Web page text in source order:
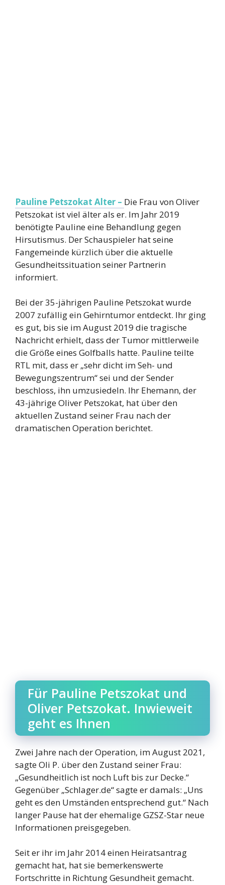
Pauline Petszokat Alter – Die Frau von Oliver
Petszokat ist viel älter als er. Im Jahr 2019
benötigte Pauline eine Behandlung gegen
Hirsutismus. Der Schauspieler hat seine
Fangemeinde kürzlich über die aktuelle
Gesundheitssituation seiner Partnerin
informiert.
Bei der 35-jährigen Pauline Petszokat wurde
2007 zufällig ein Gehirntumor entdeckt. Ihr ging
es gut, bis sie im August 2019 die tragische
Nachricht erhielt, dass der Tumor mittlerweile
die Größe eines Golfballs hatte. Pauline teilte
RTL mit, dass er „sehr dicht im Seh- und
Bewegungszentrum“ sei und der Sender
beschloss, ihn umzusiedeln. Ihr Ehemann, der
43-jährige Oliver Petszokat, hat über den
aktuellen Zustand seiner Frau nach der
dramatischen Operation berichtet.
Für Pauline Petszokat und
Oliver Petszokat. Inwieweit
geht es Ihnen
Zwei Jahre nach der Operation, im August 2021,
sagte Oli P. über den Zustand seiner Frau:
„Gesundheitlich ist noch Luft bis zur Decke.“
Gegenüber „Schlager.de“ sagte er damals: „Uns
geht es den Umständen entsprechend gut.“ Nach
langer Pause hat der ehemalige GZSZ-Star neue
Informationen preisgegeben.
Seit er ihr im Jahr 2014 einen Heiratsantrag
gemacht hat, hat sie bemerkenswerte
Fortschritte in Richtung Gesundheit gemacht.